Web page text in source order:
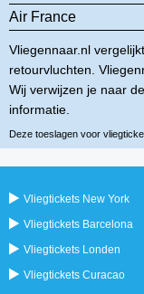
Air France
Vliegennaar.nl
retourvluchten.
Wij verwijzen je naar
informatie.
Deze toeslagen voor
Vliegtickets New York
Vliegtickets Barcelona
Vliegtickets Londen
Vliegtickets Curacao